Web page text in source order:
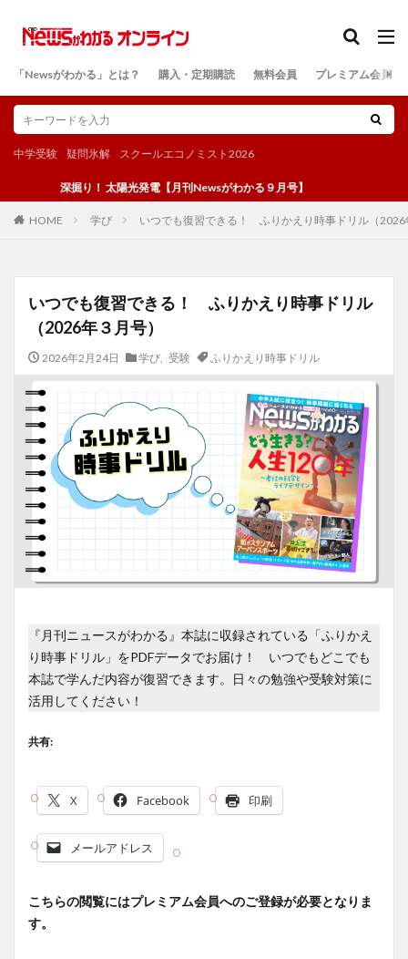
「Newsがわかる」とは？ 購入・定期購読 無料会員 プレミアム会員
中学受験 疑問氷解 スクールエコノミスト2026
深掘り！ 太陽光発電【月刊Newsがわかる９月号】
HOME 学び いつでも復習できる！ ふりかえり時事ドリル（2026
いつでも復習できる！ ふりかえり時事ドリル
（2026年３月号）
2026年2月24日 学び 受験 ふりかえり時事ドリル
『月刊ニュースがわかる』本誌に収録されている「ふりかえ
り時事ドリル」をPDFデータでお届け！ いつでもどこでも
本誌で学んだ内容が復習できます。日々の勉強や受験対策に
活用してください！
共有:
X Facebook 印刷
メールアドレス
こちらの閲覧にはプレミアム会員へのご登録が必要となりま
す。
検索